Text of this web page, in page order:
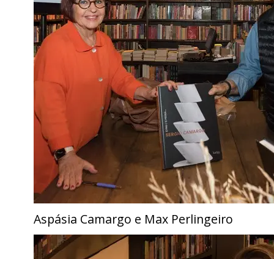
Aspásia Camargo e Max Perlingeiro